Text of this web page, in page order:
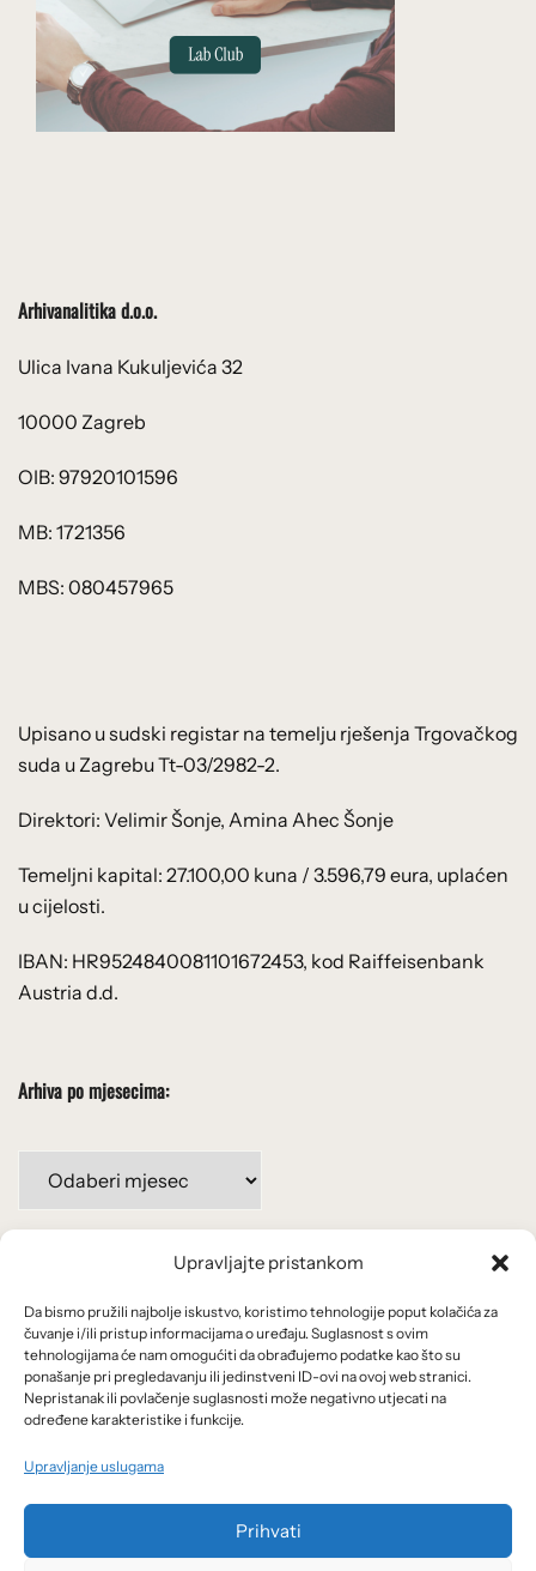
Upravljajte pristankom
Da bismo pružili najbolje iskustvo, koristimo tehnologije poput kolačića za
čuvanje i/ili pristup informacijama o uređaju. Suglasnost s ovim
tehnologijama će nam omogućiti da obrađujemo podatke kao što su
ponašanje pri pregledavanju ili jedinstveni ID-ovi na ovoj web stranici.
Nepristanak ili povlačenje suglasnosti može negativno utjecati na
određene karakteristike i funkcije.
Upravljanje uslugama
Prihvati
Arhivanalitika d.o.o.
Ulica Ivana Kukuljevića 32
10000 Zagreb
OIB: 97920101596
MB: 1721356
MBS: 080457965
Upisano u sudski registar na temelju rješenja Trgovačkog
suda u Zagrebu Tt-03/2982-2.
Direktori: Velimir Šonje, Amina Ahec Šonje
Temeljni kapital: 27.100,00 kuna / 3.596,79 eura, uplaćen
u cijelosti.
IBAN: HR9524840081101672453, kod Raiffeisenbank
Austria d.d.
Arhiva po mjesecima:
mjesecima:
Uvjeti korištenja
Politika privatnosti
Kolačići